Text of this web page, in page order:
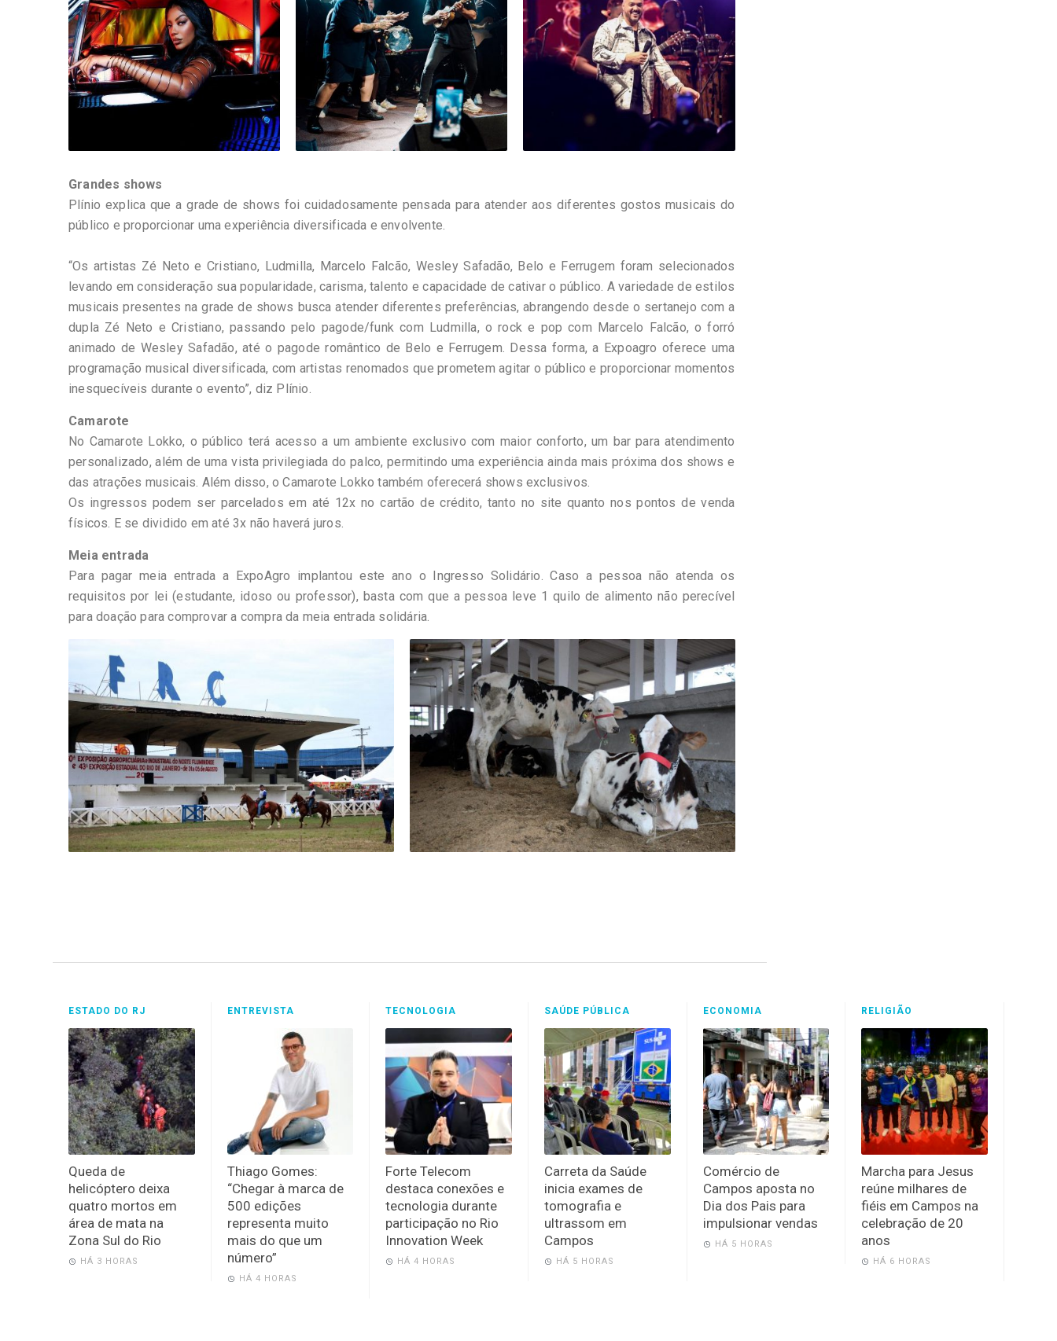
Grandes shows
Plínio explica que a grade de shows foi cuidadosamente pensada para atender aos diferentes gostos musicais do
público e proporcionar uma experiência diversificada e envolvente.
“Os artistas Zé Neto e Cristiano, Ludmilla, Marcelo Falcão, Wesley Safadão, Belo e Ferrugem foram selecionados
levando em consideração sua popularidade, carisma, talento e capacidade de cativar o público. A variedade de estilos
musicais presentes na grade de shows busca atender diferentes preferências, abrangendo desde o sertanejo com a
dupla Zé Neto e Cristiano, passando pelo pagode/funk com Ludmilla, o rock e pop com Marcelo Falcão, o forró
animado de Wesley Safadão, até o pagode romântico de Belo e Ferrugem. Dessa forma, a Expoagro oferece uma
programação musical diversificada, com artistas renomados que prometem agitar o público e proporcionar momentos
inesquecíveis durante o evento”, diz Plínio.
Camarote
No Camarote Lokko, o público terá acesso a um ambiente exclusivo com maior conforto, um bar para atendimento
personalizado, além de uma vista privilegiada do palco, permitindo uma experiência ainda mais próxima dos shows e
das atrações musicais. Além disso, o Camarote Lokko também oferecerá shows exclusivos.
Os ingressos podem ser parcelados em até 12x no cartão de crédito, tanto no site quanto nos pontos de venda
físicos. E se dividido em até 3x não haverá juros.
Meia entrada
Para pagar meia entrada a ExpoAgro implantou este ano o Ingresso Solidário. Caso a pessoa não atenda os
requisitos por lei (estudante, idoso ou professor), basta com que a pessoa leve 1 quilo de alimento não perecível
para doação para comprovar a compra da meia entrada solidária.
ESTADO DO RJ
Queda de
helicóptero deixa
quatro mortos em
área de mata na
Zona Sul do Rio
HÁ 3 HORAS
ENTREVISTA
Thiago Gomes:
“Chegar à marca de
500 edições
representa muito
mais do que um
número”
HÁ 4 HORAS
TECNOLOGIA
Forte Telecom
destaca conexões e
tecnologia durante
participação no Rio
Innovation Week
HÁ 4 HORAS
SAÚDE PÚBLICA
Carreta da Saúde
inicia exames de
tomografia e
ultrassom em
Campos
HÁ 5 HORAS
ECONOMIA
Comércio de
Campos aposta no
Dia dos Pais para
impulsionar vendas
HÁ 5 HORAS
RELIGIÃO
Marcha para Jesus
reúne milhares de
fiéis em Campos na
celebração de 20
anos
HÁ 6 HORAS